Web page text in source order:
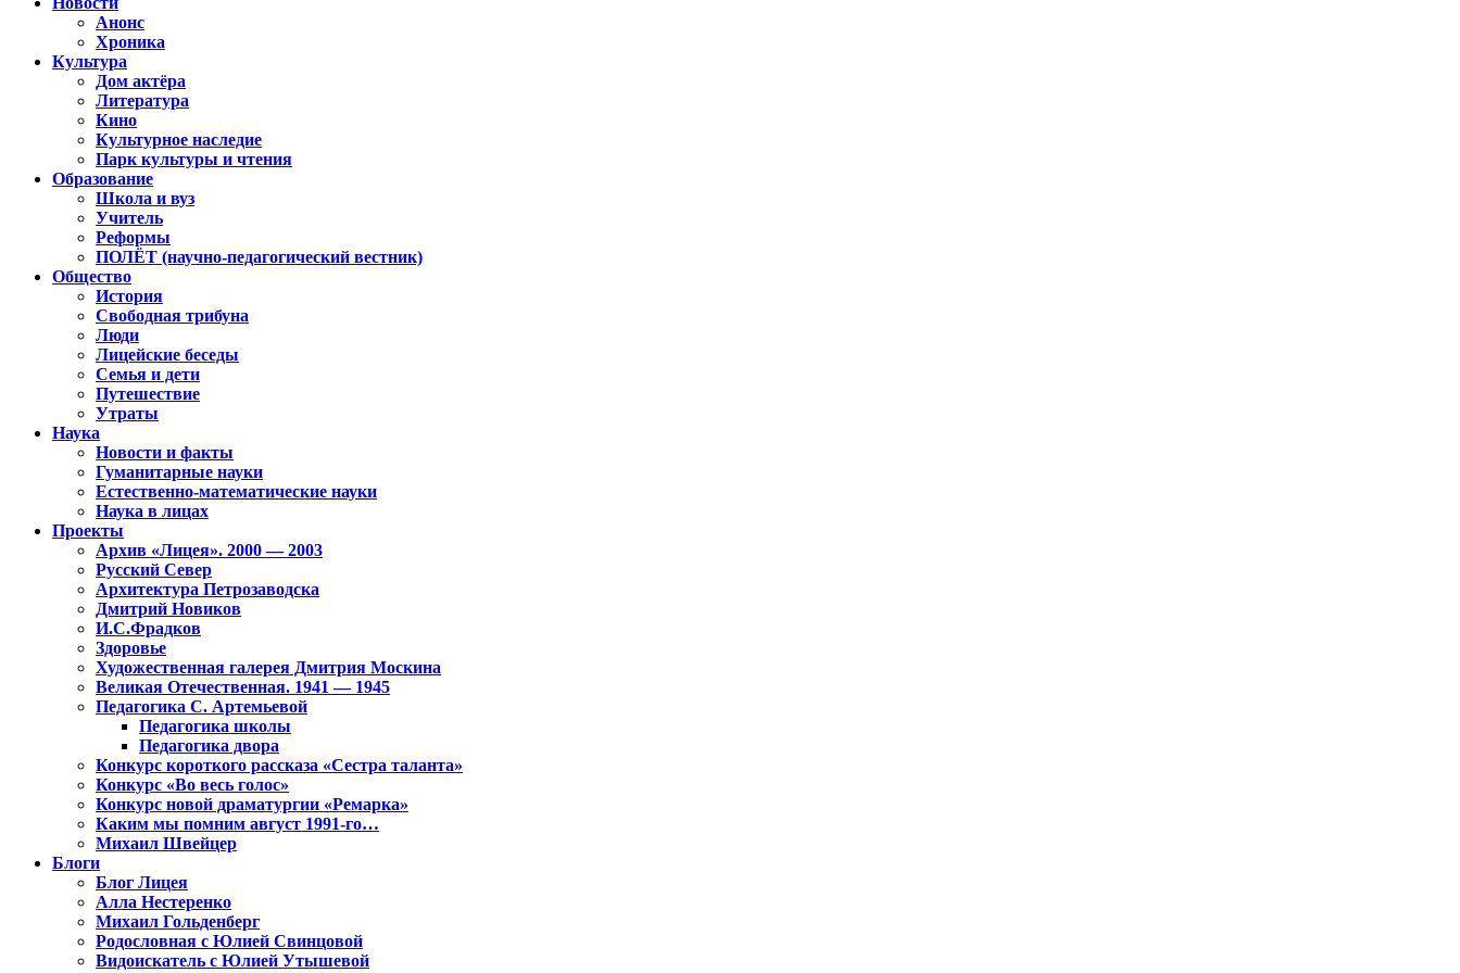
Анонс
Хроника
Культура
Дом актёра
Литература
Кино
Культурное наследие
Парк культуры и чтения
Образование
Школа и вуз
Учитель
Реформы
ПОЛЁТ (научно-педагогический вестник)
Общество
История
Свободная трибуна
Люди
Лицейские беседы
Семья и дети
Путешествие
Утраты
Наука
Новости и факты
Гуманитарные науки
Естественно-математические науки
Наука в лицах
Проекты
Архив «Лицея». 2000 — 2003
Русский Север
Архитектура Петрозаводска
Дмитрий Новиков
И.С.Фрадков
Здоровье
Художественная галерея Дмитрия Москина
Великая Отечественная. 1941 — 1945
Педагогика С. Артемьевой
Педагогика школы
Педагогика двора
Конкурс короткого рассказа «Сестра таланта»
Конкурс «Во весь голос»
Конкурс новой драматургии «Ремарка»
Каким мы помним август 1991-го…
Михаил Швейцер
Блоги
Блог Лицея
Алла Нестеренко
Михаил Гольденберг
Родословная с Юлией Свинцовой
Видоискатель с Юлией Утышевой